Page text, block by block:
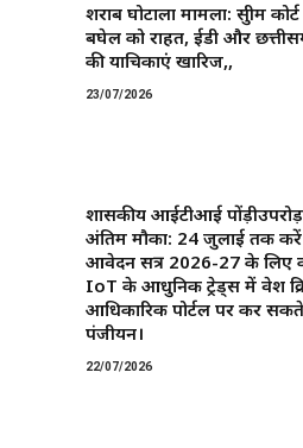
शराब घोटाला मामला: सुप्रीम
बघेल को राहत, ईडी और
की याचिकाएं खारिज,,
23/07/2026
शासकीय आईटीआई
अंतिम मौका: 24 जुलाई तक
आवेदन सत्र 2026-27 के लिए
IoT के आधुनिक ट्रेड्स में प्रवेश
आधिकारिक पोर्टल पर कर
पंजीयन।
22/07/2026